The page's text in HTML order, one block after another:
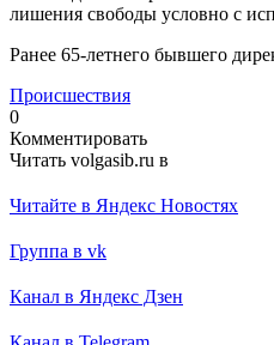
лишения свободы условно с
Ранее 65-летнего бывшего
Происшествия
0
Комментировать
Читать volgasib.ru в
Читайте в Яндекс Новостях
Группа в vk
Канал в Яндекс Дзен